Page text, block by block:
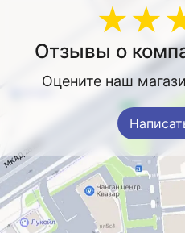
Отзывы о
Оцените наш